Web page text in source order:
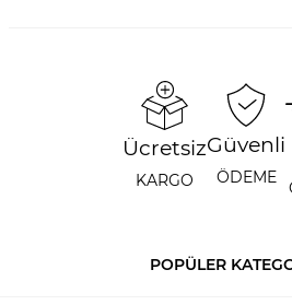
Ücretsiz
KARGO
Güvenli
ÖDEME
POPÜLER